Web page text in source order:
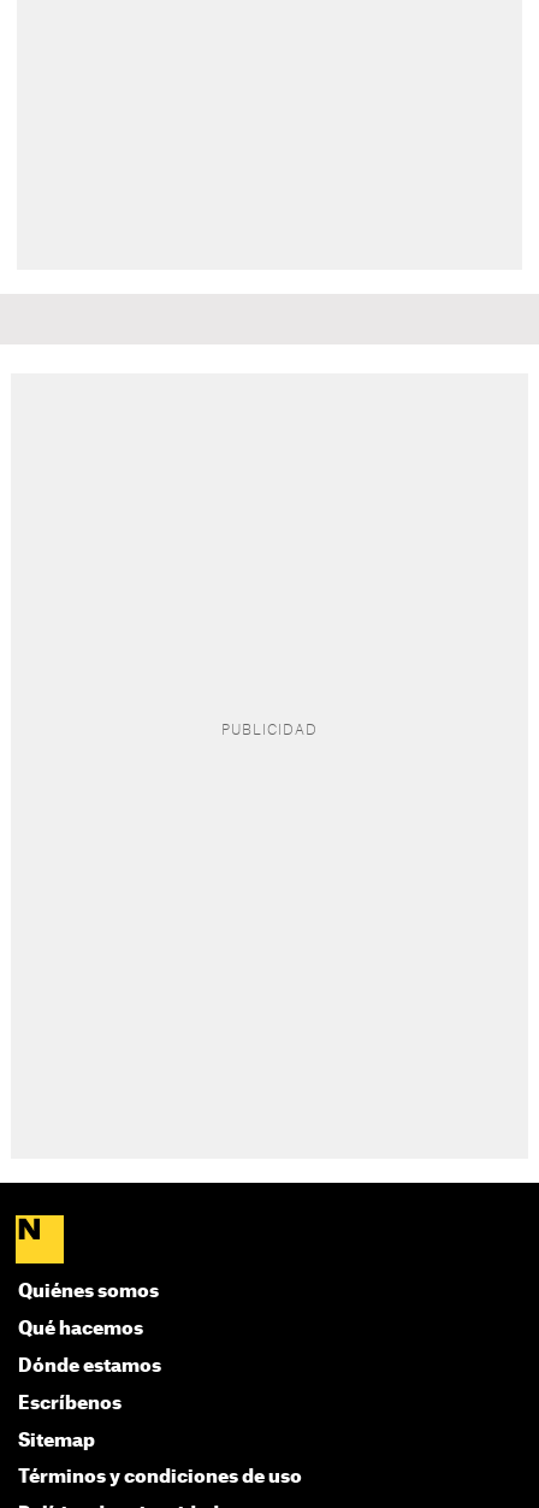
Quiénes somos
Qué hacemos
Dónde estamos
Escríbenos
Sitemap
Términos y condiciones de uso